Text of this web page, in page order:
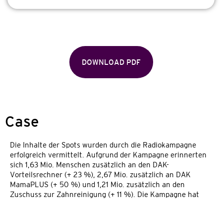
DOWNLOAD PDF
Case
Die Inhalte der Spots wurden durch die Radiokampagne
erfolgreich vermittelt. Aufgrund der Kampagne erinnerten
sich 1,63 Mio. Menschen zusätzlich an den DAK-
Vorteilsrechner (+ 23 %), 2,67 Mio. zusätzlich an DAK
MamaPLUS (+ 50 %) und 1,21 Mio. zusätzlich an den
Zuschuss zur Zahnreinigung (+ 11 %). Die Kampagne hat